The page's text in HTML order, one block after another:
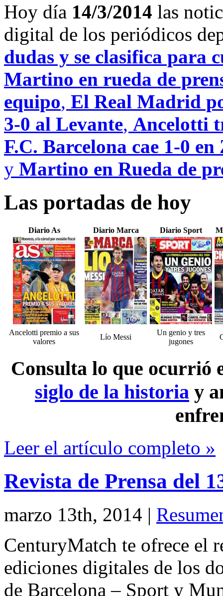
Hoy día 14/3/2014 las
digital de los periódicos
dudas y se clasifica para
Martino en rueda de
equipo, El Real Madrid
3-0 al Levante, Ancelotti
F.C. Barcelona cae 1-0
y Martino en Rueda de
Las portadas de hoy
Diario As Diario Marca Diario Sport
Ancelotti premio a sus
valores
Lío Messi
Un genio y tres
jugones
Consulta lo que ocurrió
siglo de la historia y
Leer el artículo completo »
Revista de Prensa del
marzo 13th, 2014 |
CenturyMatch te ofrece el
ediciones digitales de los
de Barcelona – Sport y